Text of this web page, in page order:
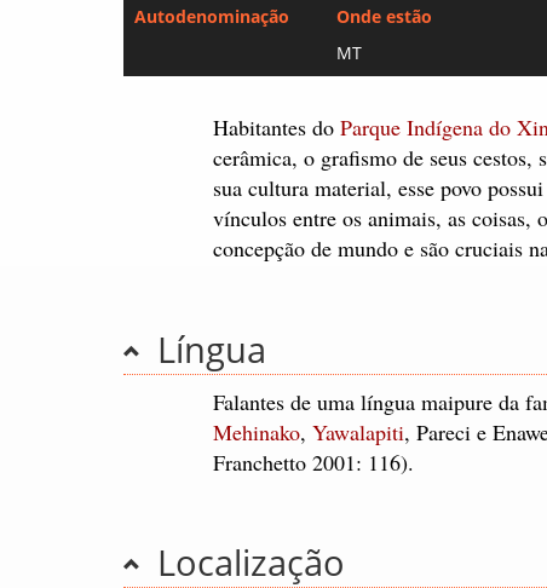
Autodenominação Onde estão
MT
Habitantes do Parque Indígena do
cerâmica, o grafismo de seus
sua cultura material, esse povo
vínculos entre os animais, as coisas,
concepção de mundo e são cruciais
Língua
Falantes de uma língua maipure da
Mehinako, Yawalapiti, Pareci e
Franchetto 2001: 116).
Localização